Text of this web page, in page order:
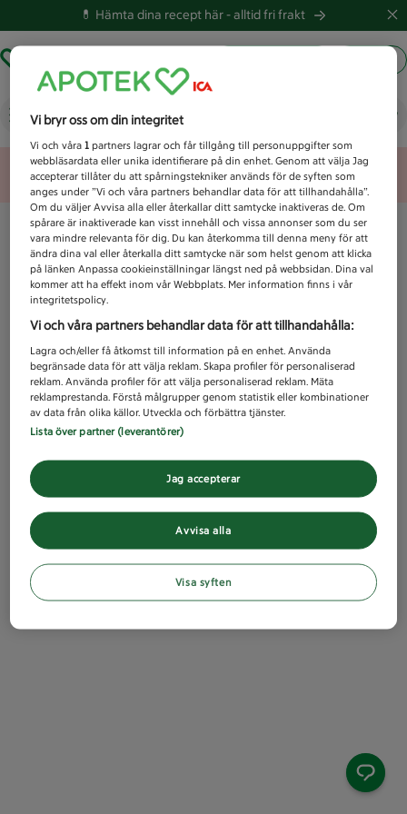
💊 Hämta dina recept här -alltid fri frakt
Vad letar du efter idag?
Unknown error
Vi bryr oss om din integritet
Vi och våra1 partners lagrar och får tillgång till personuppgifter som
webbläsardata eller unika identifierare på din enhet. Genom att välja Jag
accepterar tillåter du att spårningstekniker används för de syften som
anges under ”Vi och våra partners behandlar data för att tillhandahålla”.
Om du väljer Avvisa alla eller återkallar ditt samtycke inaktiveras de. Om
spårare är inaktiverade kan visst innehåll och vissa annonser som du ser
vara mindre relevanta för dig. Du kan återkomma till denna meny för att
ändra dina val eller återkalla ditt samtycke när som helst genom att klicka
på länken Anpassa cookieinställningar längst ned på webbsidan. Dina val
kommer att ha effekt inom vår Webbplats. Mer information finns i vår
integritetspolicy.
Vi och våra partners behandlar data för att tillhandahålla:
Lagra och/eller få åtkomst till information på en enhet. Använda
begränsade data för att välja reklam. Skapa profiler för personaliserad
reklam. Använda profiler för att välja personaliserad reklam. Mäta
reklamprestanda. Förstå målgrupper genom statistik eller kombinationer
av data från olika källor. Utveckla och förbättra tjänster.
Lista över partner (leverantörer)
Avvisa alla
Jag accepterar
Visa syften